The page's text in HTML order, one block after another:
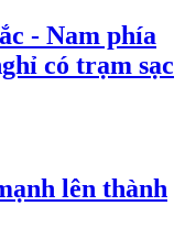
- Nam phía
có trạm sạc
lên thành